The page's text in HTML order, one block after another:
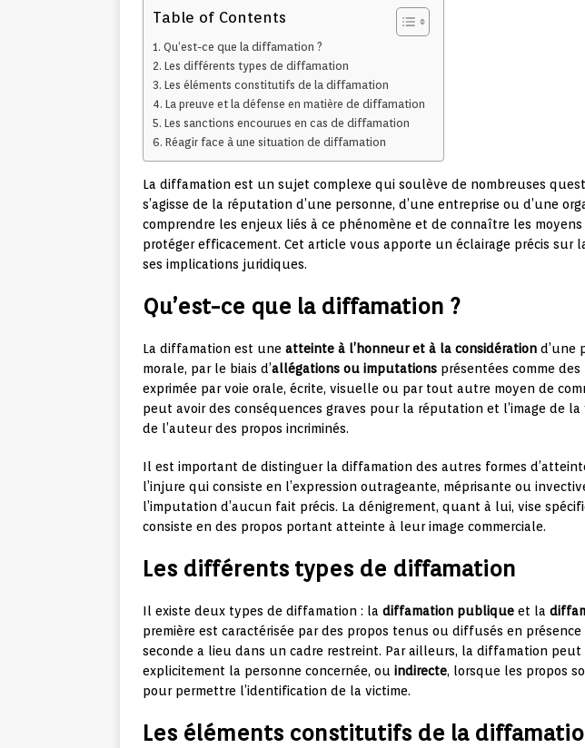
Table of Contents
Qu’est-ce que la diffamation ?
Les différents types de diffamation
Les éléments constitutifs de la diffamation
La preuve et la défense en matière de diffamation
Les sanctions encourues en cas de diffamation
Réagir face à une situation de diffamation
La diffamation est un sujet complexe qui soulève de nombreuses
s’agisse de la réputation d’une personne, d’une entreprise ou d’une
comprendre les enjeux liés à ce phénomène et de connaître les
protéger efficacement. Cet article vous apporte un éclairage précis sur
ses implications juridiques.
Qu’est-ce que la diffamation ?
La diffamation est une atteinte à l’honneur et à la considération d’une
morale, par le biais d’allégations ou imputations présentées comme
exprimée par voie orale, écrite, visuelle ou par tout autre moyen de
peut avoir des conséquences graves pour la réputation et l’image de
de l’auteur des propos incriminés.
Il est important de distinguer la diffamation des autres formes
l’injure qui consiste en l’expression outrageante, méprisante ou
l’imputation d’aucun fait précis. La dénigrement, quant à lui, vise
consiste en des propos portant atteinte à leur image commerciale.
Les différents types de diffamation
Il existe deux types de diffamation : la diffamation publique et la
première est caractérisée par des propos tenus ou diffusés en
seconde a lieu dans un cadre restreint. Par ailleurs, la diffamation peut
explicitement la personne concernée, ou indirecte, lorsque les propos
pour permettre l’identification de la victime.
Les éléments constitutifs de la